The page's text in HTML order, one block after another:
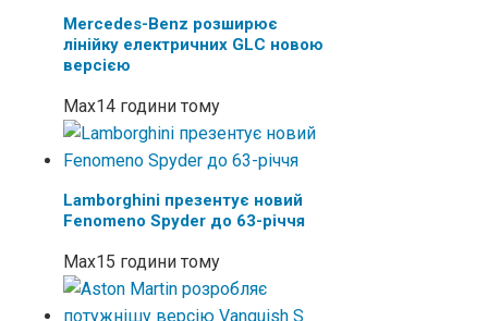
Mercedes-Benz розширює
лінійку електричних GLC новою
версією
Max14 години тому
Lamborghini презентує новий
Fenomeno Spyder до 63-річчя
Max15 години тому